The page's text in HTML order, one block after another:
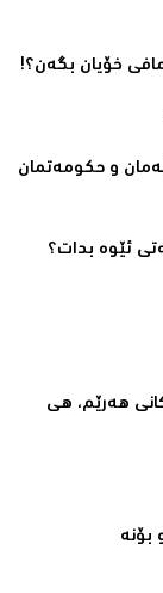
خۆیان بگەن؟!‌
و حکومەتمان
ئێوە بدات؟‌
هەرێم، هی